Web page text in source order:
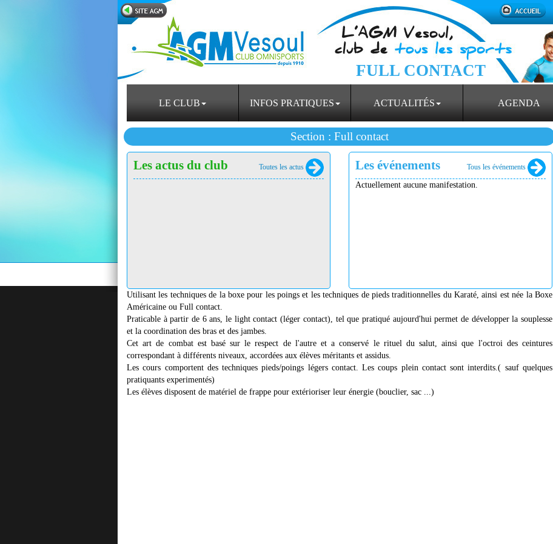
FULL CONTACT
LE CLUB INFOS PRATIQUES ACTUALITÉS AGENDA
Section : Full contact
Les actus du club Toutes les actus Les événements Tous les événements
Actuellement aucune manifestation.
Utilisant les techniques de la boxe pour les poings et les techniques de pieds traditionnelles du Karaté, ainsi est née la Boxe
Américaine ou Full contact.
Praticable à partir de 6 ans, le light contact (léger contact), tel que pratiqué aujourd'hui permet de développer la souplesse
et la coordination des bras et des jambes.
Cet art de combat est basé sur le respect de l'autre et a conservé le rituel du salut, ainsi que l'octroi des ceintures
correspondant à différents niveaux, accordées aux élèves méritants et assidus.
Les cours comportent des techniques pieds/poings légers contact. Les coups plein contact sont interdits.( sauf quelques
pratiquants experimentés)
Les élèves disposent de matériel de frappe pour extérioriser leur énergie (bouclier, sac ...)